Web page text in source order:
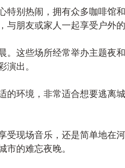
别热闹，拥有众多咖啡馆和
朋友或家人一起享受户外的
。这些场所经常举办主题夜
出。
的环境，非常适合想要逃离
受现场音乐，还是简单地在
的难忘夜晚。